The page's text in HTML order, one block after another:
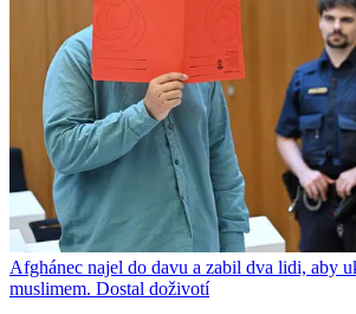
Afghánec najel do davu a zabil dva lidi, aby
muslimem. Dostal doživotí